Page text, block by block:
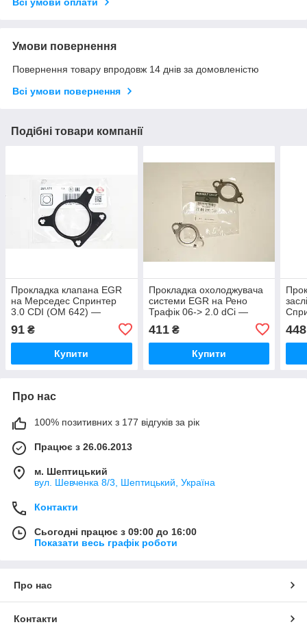
Умови повернення
Повернення товару впродовж 14 днів за домовленістю
Всі умови повернення
Подібні товари компанії
Прокладка клапана EGR
на Мерседес Спринтер
3.0 CDI (OM 642) —
261171
91 ₴
Купити
Прокладка охолоджувача
системи EGR на Рено
Трафік 06-> 2.0 dCi —
7701210166
411₴
Купити
448
Про нас
100% позитивних з 177 відгуків за рік
Працює з 26.06.2013
м. Шептицький
вул. Шевченка 8/3, Шептицький, Україна
Контакти
Сьогодні працює з 09:00 до 16:00
Показати весь графік роботи
Про нас
Контакти